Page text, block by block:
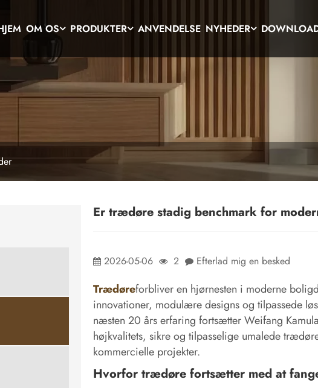
OM OS PRODUKTER ANVENDELSE NYHEDER
Er trædøre stadig benchmark for
2026-05-06 2 Efterlad mig en besked
Trædøreforbliver en hjørnesten i moderne
innovationer, modulære designs og tilpassede
næsten 20 års erfaring fortsætter Weifang
højkvalitets, sikre og tilpasselige umalede
kommercielle projekter.
Hvorfor trædøre fortsætter med at